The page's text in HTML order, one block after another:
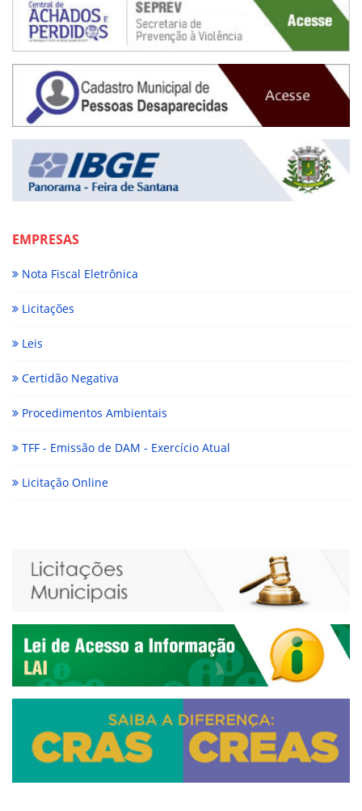
EMPRESAS
Nota Fiscal Eletrônica
Licitações
Leis
Certidão Negativa
Procedimentos Ambientais
TFF - Emissão de DAM - Exercício Atual
Licitação Online